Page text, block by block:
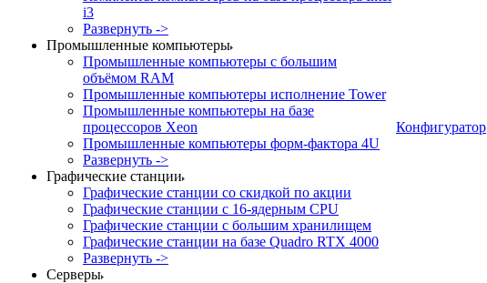
i3
Развернуть ->
Промышленные компьютеры
Промышленные компьютеры с большим
объёмом RAM
Промышленные компьютеры исполнение Tower
Промышленные компьютеры на базе
процессоров Xeon
Промышленные компьютеры форм-фактора 4U
Развернуть ->
Графические станции
Графические станции со скидкой по акции
Графические станции с 16-ядерным CPU
Графические станции с большим хранилищем
Графические станции на базе Quadro RTX 4000
Развернуть ->
Серверы
Конфигуратор